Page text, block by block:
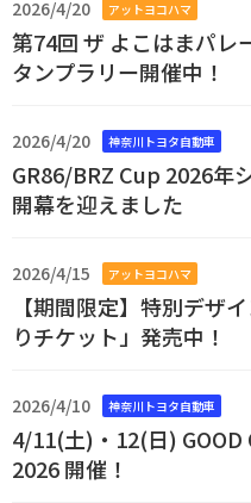
2026/4/20 アットヨコハマ
第74回 ザ よこはまパレ
タンプラリー開催中！
2026/4/20 神奈川トヨタ自動車
GR86/BRZ Cup 2026年
開幕を迎えました
2026/4/15 アットヨコハマ
【期間限定】特別デザ
りチケット」発売中！
2026/4/10 神奈川トヨタ自動車
4/11(土)・12(日) GOOD
2026 開催！